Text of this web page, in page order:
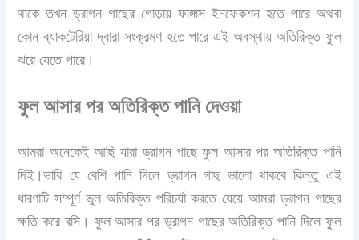
থাকে তখন ড্রাগন গাছের গোড়ায় ফাঙ্গাস ইনফেকশন হতে পারে অথবা
কোন ব্যাকটেরিয়া দ্বারা সংক্রমণ হতে পারে এই অবস্থায় অতিরিক্ত ফুল
ঝরে যেতে পারে।
ফুল আসার পর অতিরিক্ত পানি দেওয়া
আমরা অনেকেই আছি যারা ড্রাগন গাছে ফুল আসার পর অতিরিক্ত পানি
দিই।ভাবি যে বেশি পানি দিলে ড্রাগন গাছ ভালো থাকবে কিন্তু এই
ধারণাটি সম্পূর্ণ ভুল অতিরিক্ত পরিচর্যা করতে যেয়ে আমরা ড্রাগন গাছের
ক্ষতি করে বসি। ফুল আসার পর ড্রাগন গাছের অতিরিক্ত পানি দিলে ফুল